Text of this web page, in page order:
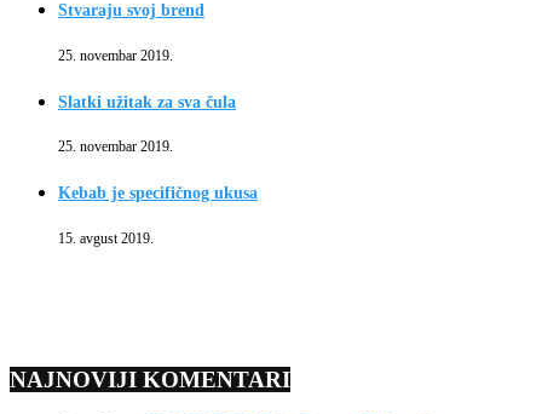
Stvaraju svoj brend
25. novembar 2019.
Slatki užitak za sva čula
25. novembar 2019.
Kebab je specifičnog ukusa
15. avgust 2019.
NAJNOVIJI KOMENTARI